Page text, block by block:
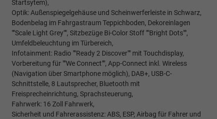
Startsytem),
Optik: Außenspiegelgehäuse und Scheinwerferleiste in Schwarz,
Bodenbelag im Fahrgastraum Teppichboden, Dekoreinlagen
""Scale Light Grey"", Sitzbezüge Bi-Color Stoff ""Bright Dots"",
Umfeldbeleuchtung im Türbereich,
Infotainment: Radio ""Ready 2 Discover"" mit Touchdisplay,
Vorbereitung für ""We Connect"", App-Connect inkl. Wireless
(Navigation über Smartphone möglich), DAB+, USB-C-
Schnittstelle, 8 Lautsprecher, Bluetooth mit
Freisprecheinrichtung, Sprachsteuerung,
Fahrwerk: 16 Zoll Fahrwerk,
Sicherheit und Fahrerassistenz: ABS, ESP, Airbag für Fahrer und